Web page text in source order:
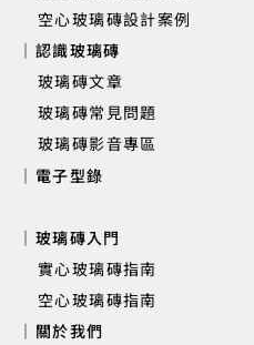
空心玻璃磚設計案例
｜認識玻璃磚
玻璃磚文章
玻璃磚常見問題
玻璃磚影音專區
｜電子型錄
｜玻璃磚入門
實心玻璃磚指南
空心玻璃磚指南
｜關於我們